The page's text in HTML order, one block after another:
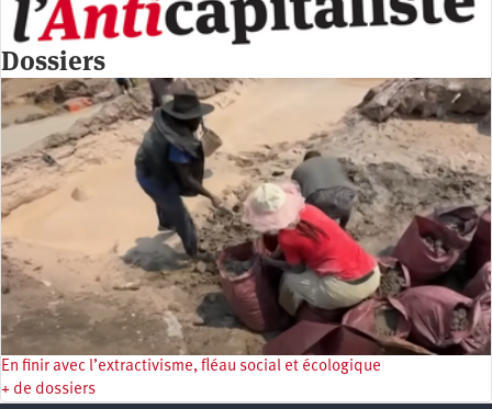
Dossiers
En finir avec l’extractivisme, fléau social et écologique
+ de dossiers